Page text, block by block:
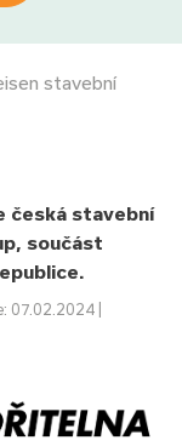
stavební
česká stavební
součást
07.02.2024 |